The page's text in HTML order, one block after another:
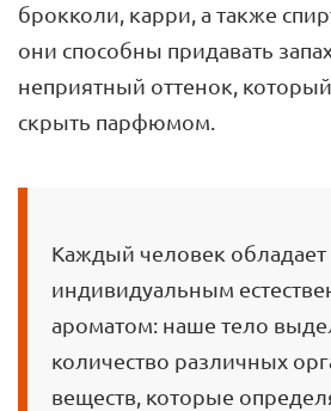
брокколи, карри, а также
они способны придавать
неприятный оттенок,
скрыть парфюмом.
Каждый человек обладает
индивидуальным
ароматом: наше тело
количество различных
веществ, которые